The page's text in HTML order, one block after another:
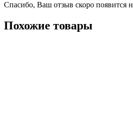
Спасибо, Ваш отзыв скоро появится
Похожие товары